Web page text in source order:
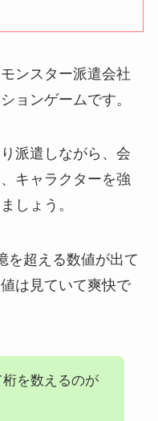
モンスター派遣会社
ョンゲームです。
派遣しながら、会
キャラクターを強
しょう。
を超える数値が出て
は見ていて爽快で
を数えるのが